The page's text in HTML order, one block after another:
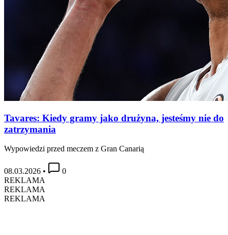
Tavares: Kiedy gramy jako drużyna, jesteśmy nie do
zatrzymania
Wypowiedzi przed meczem z Gran Canarią
08.03.2026 •
0
REKLAMA
REKLAMA
REKLAMA